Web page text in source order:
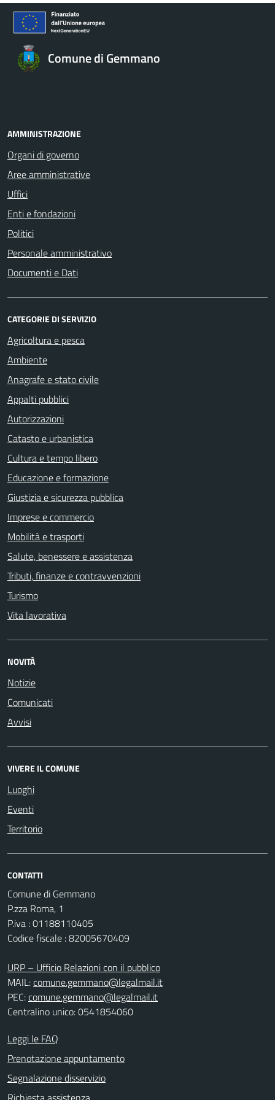
Comune di Gemmano
AMMINISTRAZIONE
Organi di governo
Aree amministrative
Uffici
Enti e fondazioni
Politici
Personale amministrativo
Documenti e Dati
CATEGORIE DI SERVIZIO
Agricoltura e pesca
Ambiente
Anagrafe e stato civile
Appalti pubblici
Autorizzazioni
Catasto e urbanistica
Cultura e tempo libero
Educazione e formazione
Giustizia e sicurezza pubblica
Imprese e commercio
Mobilità e trasporti
Salute, benessere e assistenza
Tributi, finanze e contravvenzioni
Turismo
Vita lavorativa
NOVITÀ
Notizie
Comunicati
Avvisi
VIVERE IL COMUNE
Luoghi
Eventi
Territorio
CONTATTI
Comune di Gemmano
P.zza Roma, 1
P.iva : 01188110405
Codice fiscale : 82005670409
URP – Ufficio Relazioni con il pubblico
MAIL:comune.gemmano@legalmail.it
PEC:comune.gemmano@legalmail.it
Centralino unico: 0541854060
Leggi le FAQ
Prenotazione appuntamento
Segnalazione disservizio